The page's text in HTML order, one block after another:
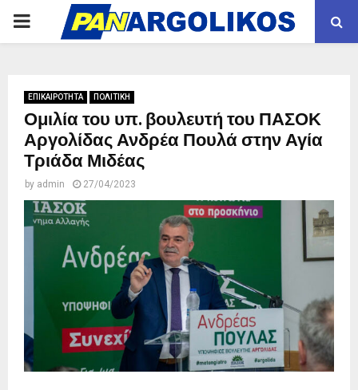
PRIMARY
ΕΠΙΚΑΙΡΟΤΗΤΑ ΠΟΛΙΤΙΚΗ
Ομιλία του υπ. βουλευτή του ΠΑΣΟΚ
Αργολίδας Ανδρέα Πουλά στην Αγία
Τριάδα Μιδέας
by admin 27/04/2023